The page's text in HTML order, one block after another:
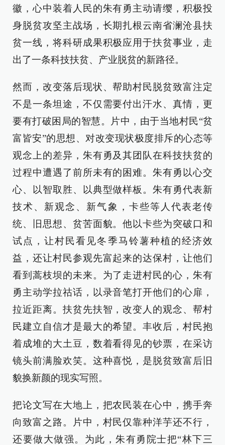
徽，心中装着人民的朱有勇主动请缨，积极投
身脱贫攻坚主战场，长期扎根云南省澜沧县扶
贫一线，将科研成果积极应用于扶贫事业，走
出了一条科技扶贫、产业脱贫的新路径。
然而，改变落后现状、帮助村民脱贫致富注定
不是一条坦途，不仅需要付出汗水、真情，更
要有打破困局的智慧。片中，由于当地村民“贫
富皆安”的思想、对改变现状极度排斥的心态等
观念上的差异，朱有勇及其团队在科技扶贫的
过程中遭遇了前所未有的困难。朱有勇以心交
心、以智取胜、以典型做样板。朱有勇代表新
技术、新观念、新气象，卡些等人代表老传
统、旧思想、贫苦面貌。他以卡些为突破口和
试点，让村民看见冬季马铃薯种植的经济效
益，还让村民参观先富起来的达保村，让他们
看到蒿枝坝的未来。为了走进村民的心，朱有
勇主动学拉祜话，以录音笔打开他们的心扉，
拉近距离。扶贫先扶智，改变人的观念、帮村
民建立自信才是最大的希望。丰收后，村民抱
着成堆的大土豆，数着看得见的钞票，在采访
镜头前满脸欢笑。这种喜悦，是脱贫致富后旧
貌换新颜的现实写照。
把论文写在大地上，把农民装在心中，携手奔
向致富之路。片中，村民仅靠种洋芋还不行，
还要做大做强。为此，朱有勇院士把“林下三